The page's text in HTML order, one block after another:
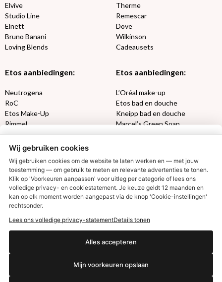
Elvive
Studio Line
Elnett
Bruno Banani
Loving Blends
Therme
Remescar
Dove
Wilkinson
Cadeausets
Etos aanbiedingen:
Neutrogena
RoC
Etos Make-Up
Rimmel
Max Factor
Etos aanbiedingen:
L’Oréal make-up
Etos bad en douche
Kneipp bad en douche
Marcel’s Green Soap
Oral-B
Etos aanbiedingen:
Aussie
Gillette
Gezichtsverzorging
Syoss
DETOXEN
Always
Libresse
Gliss Kur
Etos billendoekjes
VISION SUN
Wij gebruiken cookies
Wij gebruiken cookies om de website te laten werken en — met jouw
toestemming — om gebruik te meten en relevante advertenties te tonen.
Klik op 'Voorkeuren aanpassen' voor uitleg per categorie of lees ons
volledige privacy- en cookiestatement. Je keuze geldt 12 maanden en
kan op elk moment worden aangepast via de knop 'Cookie-instellingen'
rechtsonder.
Lees ons volledige privacy-statementDetails tonen
Alles accepteren
Mijn voorkeuren opslaan
€2,50 korting?
Ja, ik wil korting